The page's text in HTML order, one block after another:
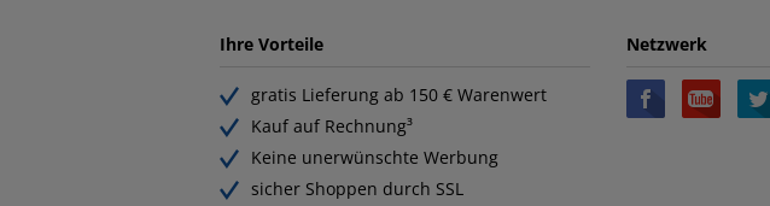
Ihre Vorteile
gratis Lieferung ab 150 € Warenwert
Kauf auf Rechnung³
Keine unerwünschte Werbung
sicher Shoppen durch SSL
Netzwerk